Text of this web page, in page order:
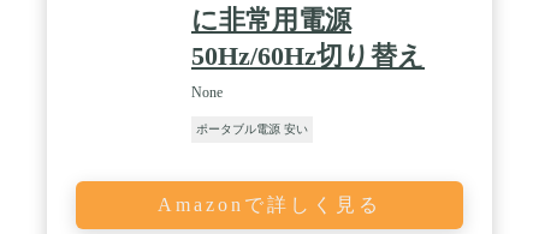
に非常用電源
50Hz/60Hz切り替え
None
ポータブル電源 安い
Amazonで詳しく見る